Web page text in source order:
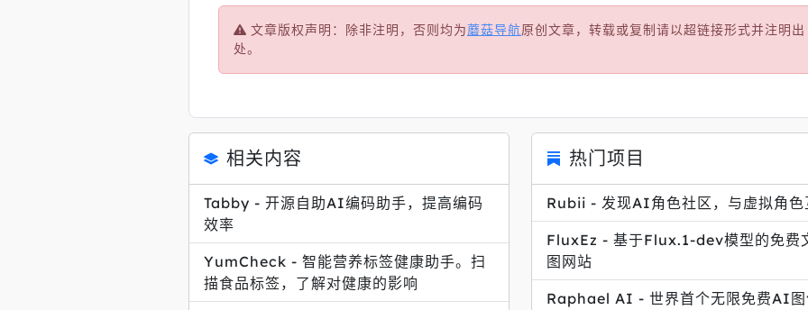
文章版权声明：除非注明，否则均为蘑菇导航原创文章，转载或复制请以超链接形式并注明出
处。
相关内容
Tabby - 开源自助AI编码助手，提高编码
效率
YumCheck - 智能营养标签健康助手。扫
描食品标签，了解对健康的影响
热门项目
Rubii - 发现AI角色社区，与虚拟角色
FluxEz - 基于Flux.1-dev模型的免费
图网站
Raphael AI - 世界首个无限免费AI图